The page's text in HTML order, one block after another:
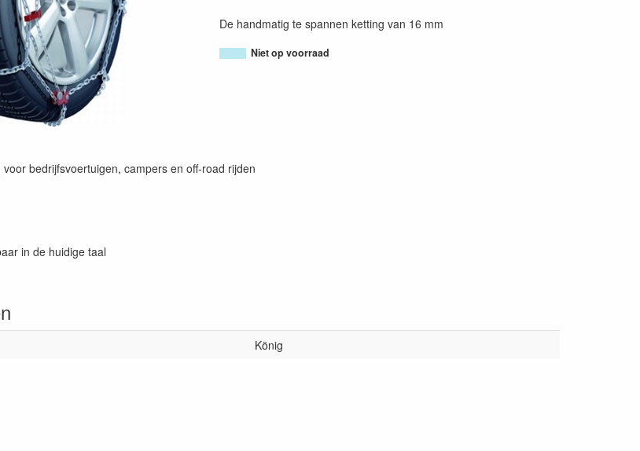
De handmatig te spannen ketting van 16 mm
Niet op voorraad
bedrijfsvoertuigen, campers en off-road rijden
in de huidige taal
König